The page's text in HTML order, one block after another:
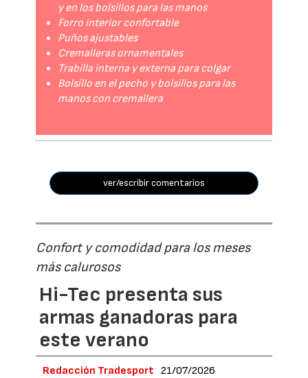
y en los bolsillos para las manos
Forro interior confortable
Puños ajustables
Cremalleras ornamentales
Trabilla interna y externa para colgar
Bolsillo en el pecho y bolsillos para las
manos con cremallera
ver/escribir comentarios
Confort y comodidad para los meses
más calurosos
Hi-Tec presenta sus
armas ganadoras para
este verano
Redacción Tradesport 21/07/2026